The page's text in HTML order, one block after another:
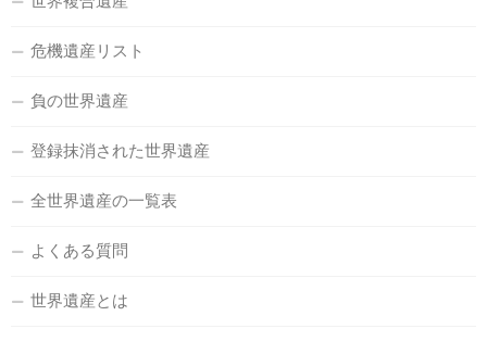
危機遺産リスト
負の世界遺産
登録抹消された世界遺産
全世界遺産の一覧表
よくある質問
世界遺産とは